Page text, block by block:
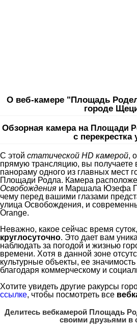
О веб-камере "Площадь
городе
Обзорная камера на Площади
с перекрестка
С этой статической HD камерой,
прямую трансляцию, вы получаете
панораму одного из главных мест
Площади Родла. Камера
Освобождения и Маршала Юзефа
чему перед вашими глазами
улица Освобождения, и
Orange.
Неважно, какое сейчас время
круглосуточно. Это дает вам
наблюдать за погодой и жизнью
времени. Хотя в данной зоне
культурные объекты, ее
благодаря коммерческому и
Хотите увидеть другие ракурсы
ссылке, чтобы посмотреть все
Делитесь вебкамерой Площадь
своими друзьями в